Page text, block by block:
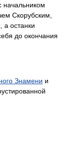
начальником
Скорубским,
а останки
до окончания
Знамени и